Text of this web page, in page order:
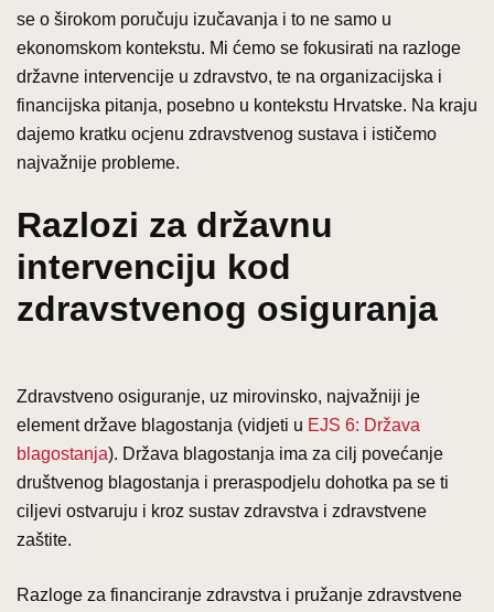
se o širokom poručuju izučavanja i to ne samo u
ekonomskom kontekstu. Mi ćemo se fokusirati na razloge
državne intervencije u zdravstvo, te na organizacijska i
financijska pitanja, posebno u kontekstu Hrvatske. Na kraju
dajemo kratku ocjenu zdravstvenog sustava i ističemo
najvažnije probleme.
Razlozi za državnu
intervenciju kod
zdravstvenog osiguranja
Zdravstveno osiguranje, uz mirovinsko, najvažniji je
element države blagostanja (vidjeti u EJS 6: Država
blagostanja). Država blagostanja ima za cilj povećanje
društvenog blagostanja i preraspodjelu dohotka pa se ti
ciljevi ostvaruju i kroz sustav zdravstva i zdravstvene
zaštite.
Razloge za financiranje zdravstva i pružanje zdravstvene